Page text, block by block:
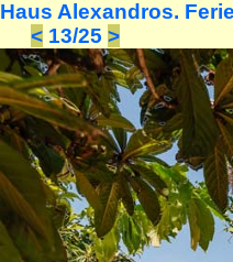
Haus Alexandros.
< 13/25 >